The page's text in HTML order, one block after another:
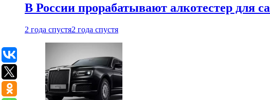
В России прорабатывают алкотестер для
2 года спустя2 года спустя